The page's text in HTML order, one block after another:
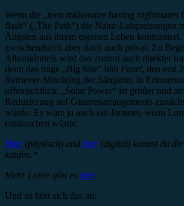
Wenn die „teen millionaire having nightmares
flash“ („The Path“) die Natur-Lobpreisungen
Ängsten aus ihrem eigenen Leben
zwischendurch aber doch auch privat. Zu
Albumdrittels wird das zudem auch direkter
denn das träge „Big Star“ hält Pearl, den erst
Retriever-Mischling der Sängerin, in
offensichtlich: „Solar Power“ ist größer und
Reduzierung auf Gitarrenarrangements
würde. Es wäre ja auch ein Jammer, wenn
enttäuschen würde.
Hier(physisch) und hier(digital) kannst du
kaufen.*
Mehr Lorde gibt es hier.
Und so hört sich das an: